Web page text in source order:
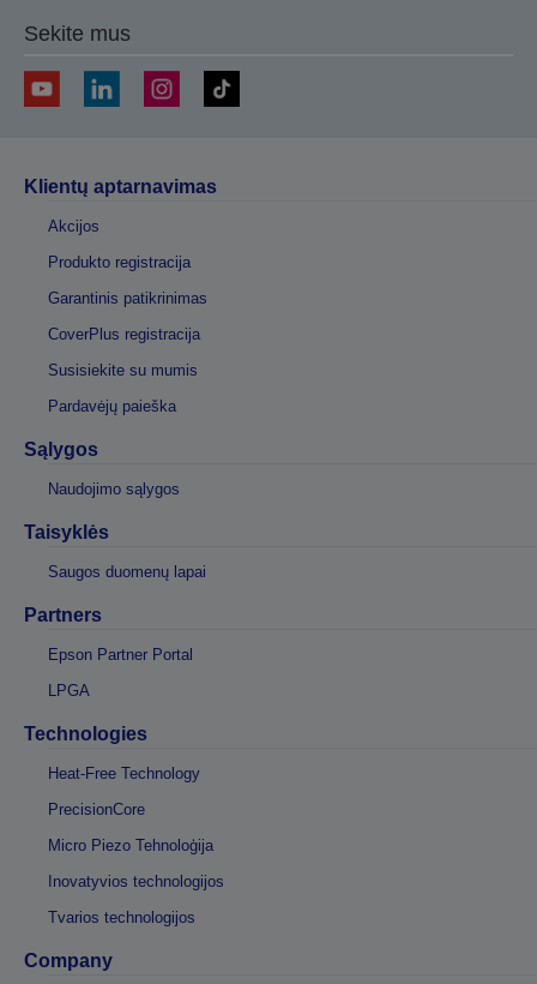
Sekite mus
Klientų aptarnavimas
Akcijos
Produkto registracija
Garantinis patikrinimas
CoverPlus registracija
Susisiekite su mumis
Pardavėjų paieška
Sąlygos
Naudojimo sąlygos
Taisyklės
Saugos duomenų lapai
Partners
Epson Partner Portal
LPGA
Technologies
Heat-Free Technology
PrecisionCore
Micro Piezo Tehnoloģija
Inovatyvios technologijos
Tvarios technologijos
Company